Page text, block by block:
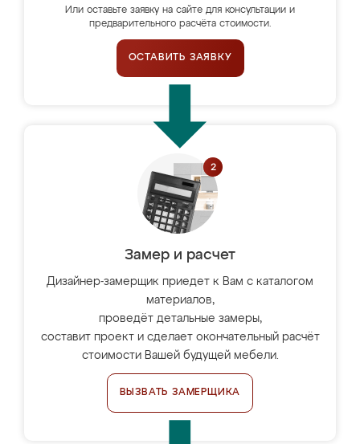
Или оставьте заявку на сайте для консультации и
предварительного расчёта стоимости.
ОСТАВИТЬ ЗАЯВКУ
Замер и расчет
Дизайнер-замерщик приедет к Вам с каталогом
материалов,
проведёт детальные замеры,
составит проект и сделает окончательный расчёт
стоимости Вашей будущей мебели.
ВЫЗВАТЬ ЗАМЕРЩИКА